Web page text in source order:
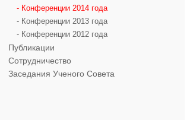
- Конференции 2014 года
- Конференции 2013 года
- Конференции 2012 года
Публикации
Сотрудничество
Заседания Ученого Совета